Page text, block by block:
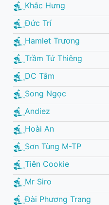
Khắc Hưng
Đức Trí
Hamlet Trương
Trầm Tử Thiêng
DC Tâm
Song Ngọc
Andiez
Hoài An
Sơn Tùng M-TP
Tiên Cookie
Mr Siro
Đài Phương Trang